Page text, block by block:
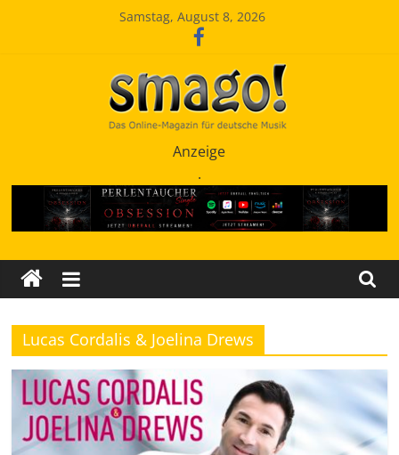
Samstag, August 8, 2026
SchlagerMAGazinOnline
Anzeige
.
Lucas Cordalis & Joelina Drews